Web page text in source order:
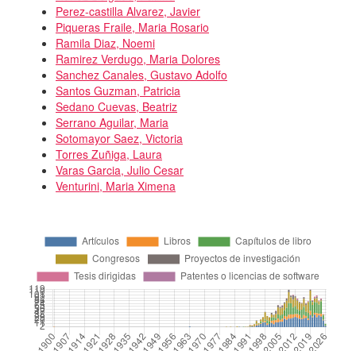
Perez-castilla Alvarez, Javier
Piqueras Fraile, Maria Rosario
Ramila Diaz, Noemi
Ramirez Verdugo, Maria Dolores
Sanchez Canales, Gustavo Adolfo
Santos Guzman, Patricia
Sedano Cuevas, Beatriz
Serrano Aguilar, Maria
Sotomayor Saez, Victoria
Torres Zuñiga, Laura
Varas Garcia, Julio Cesar
Venturini, Maria Ximena